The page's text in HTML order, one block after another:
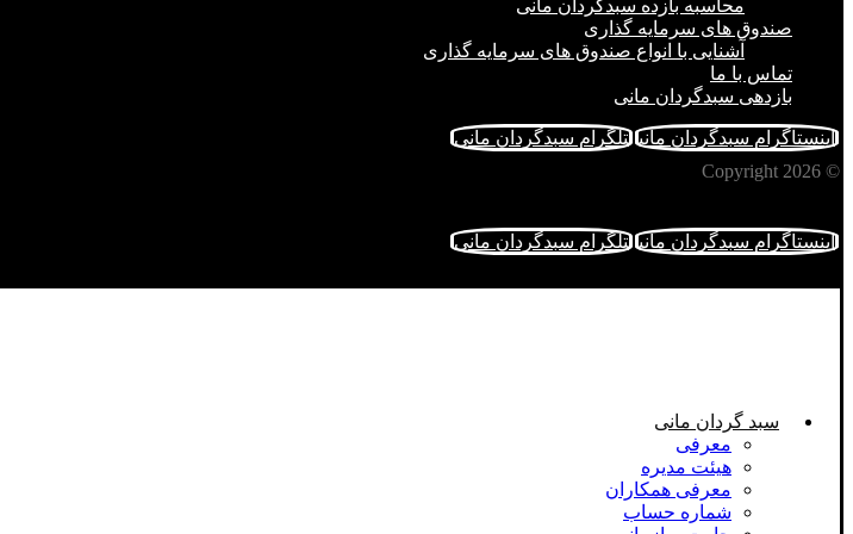
محاسبه بازده سبدگردان مانی
صندوق های سرمایه گذاری
آشنایی با انواع صندوق های سرمایه گذاری
تماس با ما
بازدهی سبدگردان مانی
اینستاگرام سبدگردان مانی تلگرام سبدگردان مانی
© Copyright 2026
اینستاگرام سبدگردان مانی تلگرام سبدگردان مانی
سبد گردان مانی
معرفی
هیئت مدیره
معرفی همکاران
شماره حساب